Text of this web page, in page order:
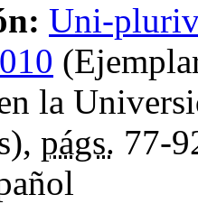
Uni-
la
págs. 77-